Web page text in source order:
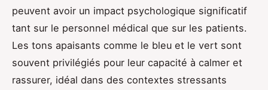
peuvent avoir un impact psychologique significatif
tant sur le personnel médical que sur les patients.
Les tons apaisants comme le bleu et le vert sont
souvent privilégiés pour leur capacité à calmer et
rassurer, idéal dans des contextes stressants